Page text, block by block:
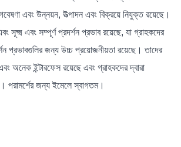
গবেষণা এবং উন্নয়ন, উত্পাদন এবং বিক্রয়ে নিযুক্ত রয়েছে।
সূক্ষ্ম এবং সম্পূর্ণ প্রদর্শন প্রভাব রয়েছে, যা গ্রাহকদের
প্রভাবগুলির জন্য উচ্চ প্রয়োজনীয়তা রয়েছে। তাদের
অনেক ইন্টারফেস রয়েছে এবং গ্রাহকদের দ্বারা
পরামর্শের জন্য ইমেলে স্বাগতম।